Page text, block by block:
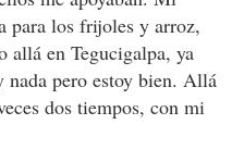
para los frijoles y arroz,
allá en Tegucigalpa, ya
pero estoy bien. Allá
dos tiempos, con mi